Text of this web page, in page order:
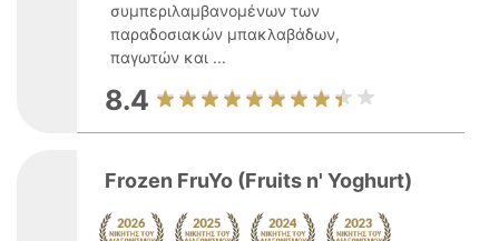
συμπεριλαμβανομένων των
παραδοσιακών μπακλαβάδων,
παγωτών και ...
8.4
Frozen FruYo (Fruits n' Yoghurt)